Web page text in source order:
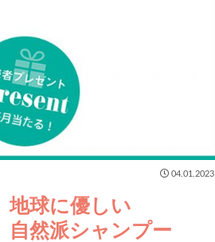
04.01.2023
地球に優しい
自然派シャンプー